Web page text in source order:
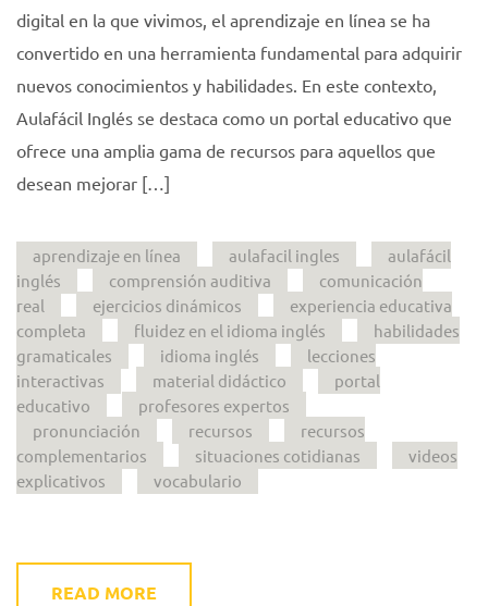
digital en la que vivimos, el aprendizaje en línea se ha
convertido en una herramienta fundamental para adquirir
nuevos conocimientos y habilidades. En este contexto,
Aulafácil Inglés se destaca como un portal educativo que
ofrece una amplia gama de recursos para aquellos que
desean mejorar […]
aprendizaje en línea aulafacil ingles
aulafácil
inglés
comprensión auditiva
comunicación
real
ejercicios dinámicos
experiencia educativa
completa
fluidez en el idioma inglés
habilidades
gramaticales
idioma inglés
lecciones
interactivas
material didáctico
portal
educativo
profesores expertos
pronunciación
recursos
recursos
complementarios
situaciones cotidianas
videos
explicativos
vocabulario
READ MORE